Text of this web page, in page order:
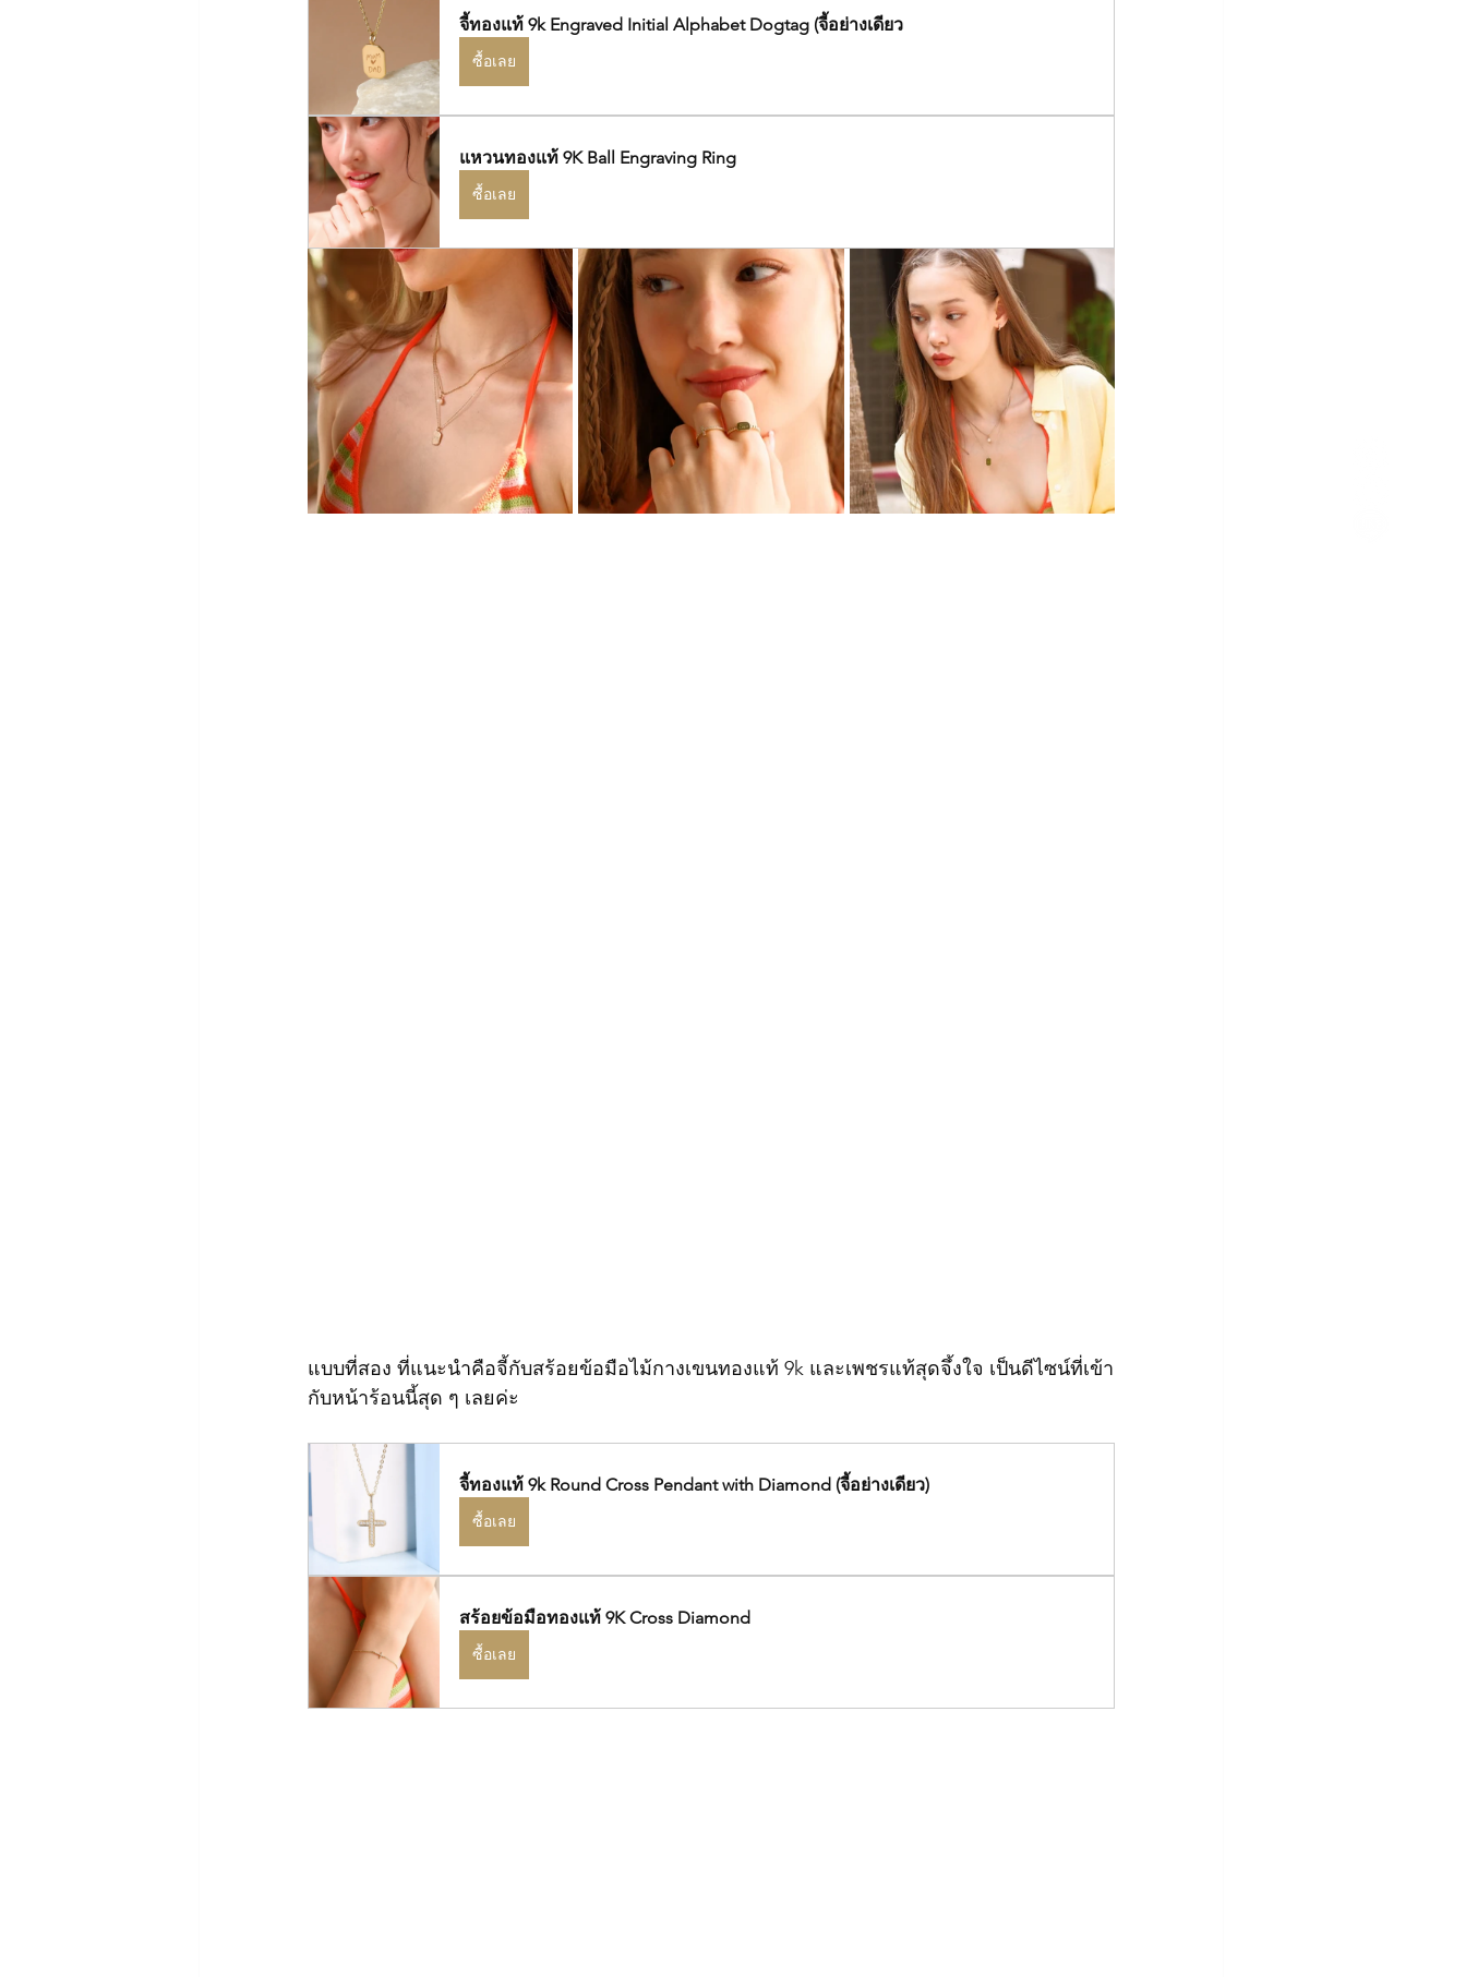
จี้ทองแท้ 9k Engraved Initial Alphabet Dogtag (จี้อย่างเดียว
ซื้อเลย
แหวนทองแท้ 9K Ball Engraving Ring
ซื้อเลย
แบบที่สอง ที่แนะนำคือจี้กับสร้อยข้อมือไม้กางเขนทองแท้ 9k และเพชรแท้สุดจึ้งใจ เป็นดีไซน์ที่เข้า
กับหน้าร้อนนี้สุด ๆ เลยค่ะ
จี้ทองแท้ 9k Round Cross Pendant with Diamond (จี้อย่างเดียว)
ซื้อเลย
สร้อยข้อมือทองแท้ 9K Cross Diamond
ซื้อเลย